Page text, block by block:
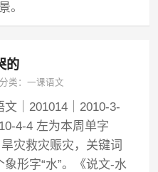
。
的
类：一课语文
文｜201014｜2010-3-
4-4 左为本周单字
旱灾救灾赈灾，关键词
象形字“水”。《说文-水